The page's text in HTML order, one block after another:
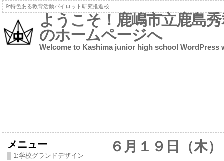
9:特色ある教育活動パイロット研究推進校
ようこそ！鹿嶋市立鹿島
のホームページへ
Welcome to Kashima junior high school WordPress
メニュー
1:学校グランドデザイン
６月１９日（